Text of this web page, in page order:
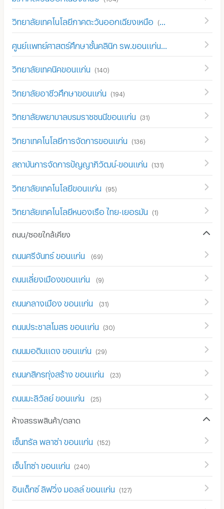
วิทยาลัยเทคโนโลยีภาคตะวันออกเฉียงเหนือ (111
วิทยาลัยเทคนิคขอนแก่น (140)
วิทยาลัยอาชีวศึกษาขอนแก่น (194 )
วิทยาลัยพยาบาลบรมราชชนนีขอนแก่น (31)
วิทยาเทคโนโลยีการจัดการขอนแก่น (136)
สถาบันการจัดการปัญญาภิวัฒน์-ขอนแก่น (131)
วิทยาลัยเทคโนโลยีขอนแก่น (95)
วิทยาลัยเทคโนโลยีหนองเรือ ไทย-เยอรมัน (1)
ถนน/ซอยใกล้เคียง
ถนนศรีจันทร์ ขอนแก่น (69)
ถนนเลี่ยงเมืองขอนแก่น (9)
ถนนกลางเมือง ขอนแก่น (31)
ถนนประชาสโมสร ขอนแก่น (30)
ถนนมอดินแดง ขอนแก่น (29)
ถนนกสิกรทุ่งสร้าง ขอนแก่น (23)
ถนนมะลิวัลย์ ขอนแก่น (25)
ห้างสรรพสินค้า/ตลาด
เซ็นทรัล พลาซ่า ขอนแก่น (152)
เซ็นโทซ่า ขอนแก่น (240)
อินเด็กซ์ ลิฟวิ่ง มอลล์ ขอนแก่น (127)